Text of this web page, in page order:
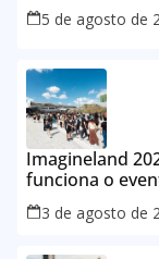
5 de agosto de
Imagineland
funciona o
3 de agosto de